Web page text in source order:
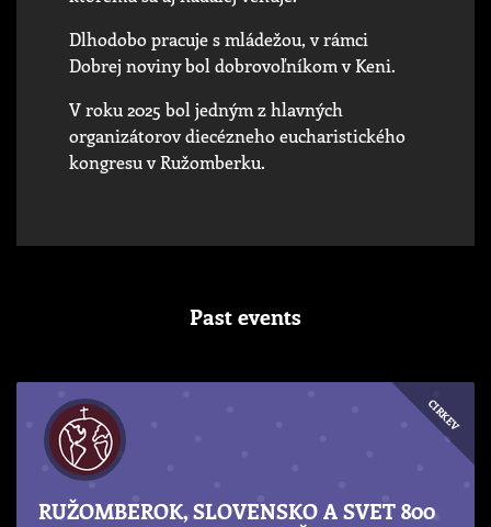
Dlhodobo pracuje s mládežou, v rámci
Dobrej noviny bol dobrovoľníkom v Keni.
V roku 2025 bol jedným z hlavných
organizátorov diecézneho eucharistického
kongresu v Ružomberku.
Past events
CIRKEV
RUŽOMBEROK, SLOVENSKO A SVET 800